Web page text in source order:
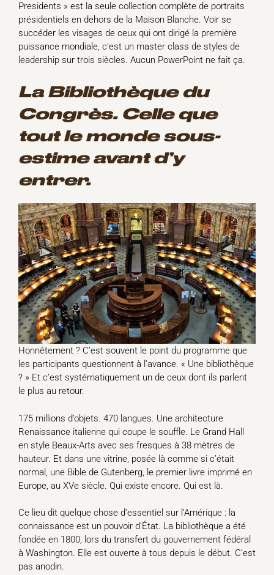
Presidents » est la seule collection complète de portraits
présidentiels en dehors de la Maison Blanche. Voir se
succéder les visages de ceux qui ont dirigé la première
puissance mondiale, c’est un master class de styles de
leadership sur trois siècles. Aucun PowerPoint ne fait ça.
La Bibliothèque du
Congrès. Celle que
tout le monde sous-
estime avant d’y
entrer.
Honnêtement ? C’est souvent le point du programme que
les participants questionnent à l’avance. « Une bibliothèque
? » Et c’est systématiquement un de ceux dont ils parlent
le plus au retour.
175 millions d’objets. 470 langues. Une architecture
Renaissance italienne qui coupe le souffle. Le Grand Hall
en style Beaux-Arts avec ses fresques à 38 mètres de
hauteur. Et dans une vitrine, posée là comme si c’était
normal, une Bible de Gutenberg, le premier livre imprimé en
Europe, au XVe siècle. Qui existe encore. Qui est là.
Ce lieu dit quelque chose d’essentiel sur l’Amérique : la
connaissance est un pouvoir d’État. La bibliothèque a été
fondée en 1800, lors du transfert du gouvernement fédéral
à Washington. Elle est ouverte à tous depuis le début. C’est
pas anodin.